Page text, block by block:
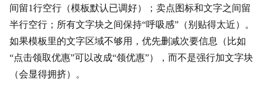
间留1行空行（模板默认已调好）；卖点图标和文字之间留
半行空行；所有文字块之间保持“呼吸感”（别贴得太近）。
如果模板里的文字区域不够用，优先删减次要信息（比如
“点击领取优惠”可以改成“领优惠”），而不是强行加文字块
（会显得拥挤）。